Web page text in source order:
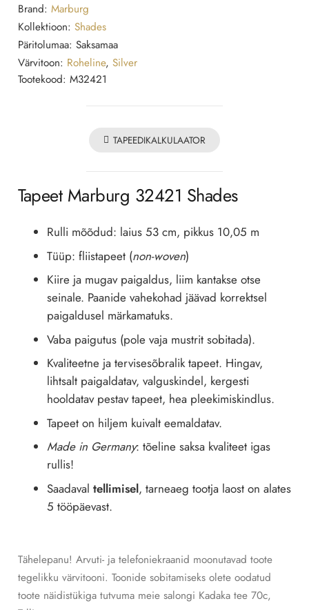
Brand: Marburg
Kollektioon: Shades
Päritolumaa: Saksamaa
Värvitoon: Roheline, Silver
Tootekood: M32421
TAPEEDIKALKULAATOR
Tapeet Marburg 32421 Shades
Rulli mõõdud: laius 53 cm, pikkus 10,05 m
Tüüp: fliistapeet (non-woven)
Kiire ja mugav paigaldus, liim kantakse otse
seinale. Paanide vahekohad jäävad korrektsel
paigaldusel märkamatuks.
Vaba paigutus (pole vaja mustrit sobitada).
Kvaliteetne ja tervisesõbralik tapeet. Hingav,
lihtsalt paigaldatav, valguskindel, kergesti
hooldatav pestav tapeet, hea pleekimiskindlus.
Tapeet on hiljem kuivalt eemaldatav.
Made in Germany: tõeline saksa kvaliteet igas
rullis!
Saadaval tellimisel, tarneaeg tootja laost on alates
5 tööpäevast.
Tähelepanu! Arvuti- ja telefoniekraanid moonutavad toote
tegelikku värvitooni. Toonide sobitamiseks olete oodatud
toote näidistükiga tutvuma meie salongi Kadaka tee 70c,